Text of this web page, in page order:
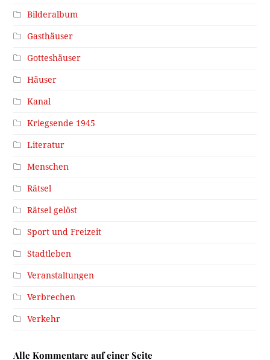
Bilderalbum
Gasthäuser
Gotteshäuser
Häuser
Kanal
Kriegsende 1945
Literatur
Menschen
Rätsel
Rätsel gelöst
Sport und Freizeit
Stadtleben
Veranstaltungen
Verbrechen
Verkehr
Alle Kommentare auf einer Seite